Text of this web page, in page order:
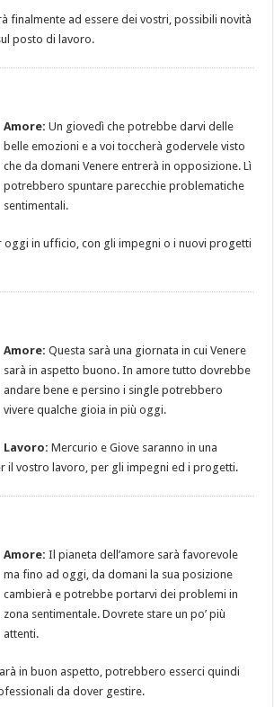
finalmente ad essere dei vostri, possibili novità
posto di lavoro.
Amore: Un giovedì che potrebbe darvi delle
belle emozioni e a voi toccherà godervele visto
che da domani Venere entrerà in opposizione. Lì
potrebbero spuntare parecchie problematiche
sentimentali.
oggi in ufficio, con gli impegni o i nuovi progetti
Amore: Questa sarà una giornata in cui Venere
sarà in aspetto buono. In amore tutto dovrebbe
andare bene e persino i single potrebbero
vivere qualche gioia in più oggi.
Lavoro: Mercurio e Giove saranno in una
il vostro lavoro, per gli impegni ed i progetti.
Amore: Il pianeta dell’amore sarà favorevole
ma fino ad oggi, da domani la sua posizione
cambierà e potrebbe portarvi dei problemi in
zona sentimentale. Dovrete stare un po’ più
attenti.
in buon aspetto, potrebbero esserci quindi
da dover gestire.